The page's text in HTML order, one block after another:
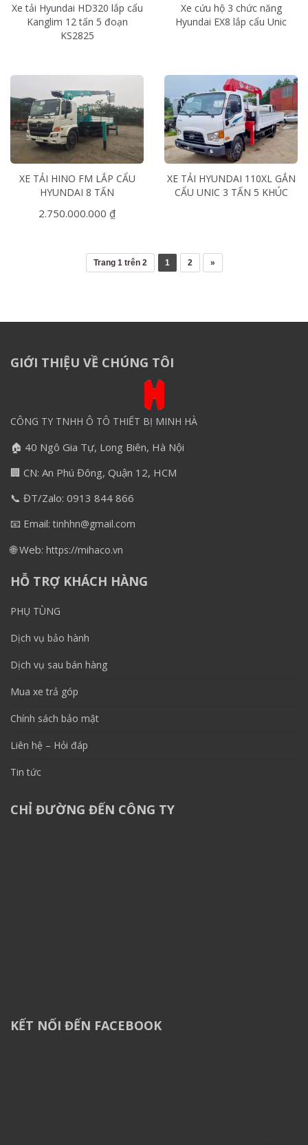
Xe tải Hyundai HD320 lắp cẩu
Kanglim 12 tấn 5 đoạn
KS2825
Xe cứu hộ 3 chức năng
Hyundai EX8 lắp cẩu Unic
XE TẢI HINO FM LẮP CẨU
HYUNDAI 8 TẤN
2.750.000.000 ₫
XE TẢI HYUNDAI 110XL GẮN
CẨU UNIC 3 TẤN 5 KHÚC
Trang 1 trên 2 1 2 »
GIỚI THIỆU VỀ CHÚNG TÔI
CÔNG TY TNHH Ô TÔ THIẾT BỊ MINH HÀ
🏠 40 Ngô Gia Tự, Long Biên, Hà Nội
🏢 CN: An Phú Đông, Quận 12, HCM
📞 ĐT/Zalo: 0913 844 866
📧 Email: tinhhn@gmail.com
🌐 Web: https://mihaco.vn
HỖ TRỢ KHÁCH HÀNG
PHỤ TÙNG
Dịch vụ bảo hành
Dịch vụ sau bán hàng
Mua xe trả góp
Chính sách bảo mật
Liên hệ – Hỏi đáp
Tin tức
CHỈ ĐƯỜNG ĐẾN CÔNG TY
KẾT NỐI ĐẾN FACEBOOK